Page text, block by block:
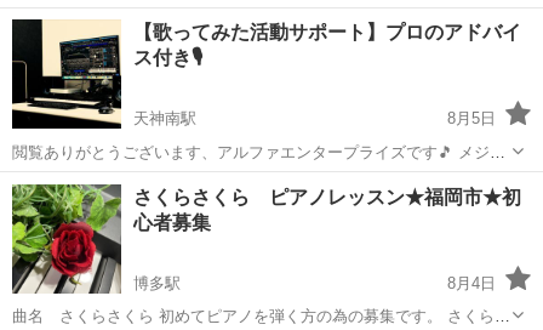
っと音楽を楽しみたい」 「アンサンブルを学びたい」 そんな方のため
のコミュニティサークルです。 基礎練習から合奏まで、講師の指導を
受けながら楽しく活動し...
福岡 福岡市 箱崎九大前駅 その他 オーケストラ
【歌ってみた活動サポート】プロのアドバイ
ス付き🎙️
天神南駅
8月5日
閲覧ありがとうございます、アルファエンタープライズです🎵 メジャ
ーアーティストやアニメ主題歌など、 メジャー楽曲を数多く手掛ける
作曲家事務所で、 YouTubeで歌ってみたの活動をしてみませんか？ エ
ンジ...
福岡 福岡市 天神南駅 ボーカル
さくらさくら ピアノレッスン★福岡市★初
心者募集
博多駅
8月4日
曲名 さくらさくら 初めてピアノを弾く方の為の募集です。 さくらさ